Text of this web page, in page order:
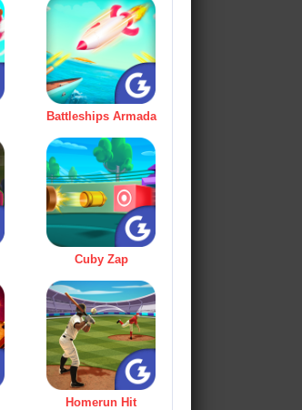
Battleships Armada
Cuby Zap
Homerun Hit